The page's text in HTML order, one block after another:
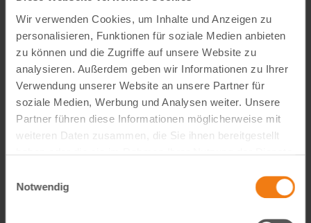
Wir verwenden Cookies, um Inhalte und Anzeigen zu
personalisieren, Funktionen für soziale Medien anbieten
zu können und die Zugriffe auf unsere Website zu
analysieren. Außerdem geben wir Informationen zu Ihrer
Verwendung unserer Website an unsere Partner für
soziale Medien, Werbung und Analysen weiter. Unsere
Partner führen diese Informationen möglicherweise mit
weiteren Daten zusammen, die Sie ihnen bereitgestellt
Notwendig
gestaltest du verkaufsstarke Amazon- und E-Commerce-